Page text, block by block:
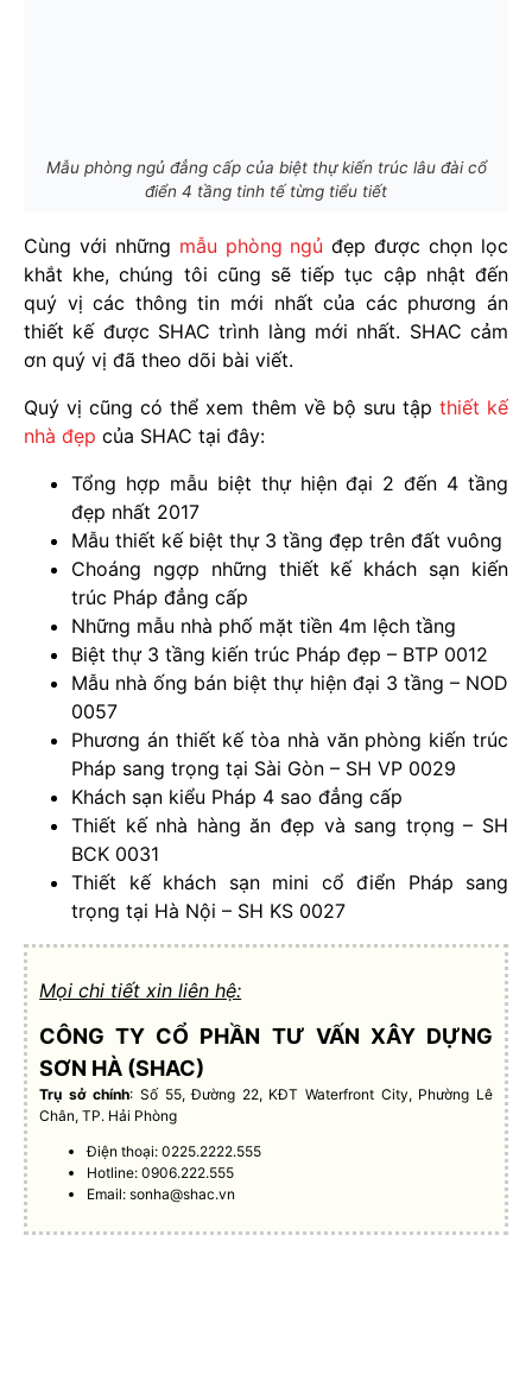
Mẫu phòng ngủ đẳng cấp của biệt thự kiến trúc lâu đài cổ
điển 4 tầng tinh tế từng tiểu tiết
Cùng với những mẫu phòng ngủ đẹp được chọn lọc
khắt khe, chúng tôi cũng sẽ tiếp tục cập nhật đến
quý vị các thông tin mới nhất của các phương án
thiết kế được SHAC trình làng mới nhất. SHAC cảm
ơn quý vị đã theo dõi bài viết.
Quý vị cũng có thể xem thêm về bộ sưu tập thiết kế
nhà đẹp của SHAC tại đây:
Tổng hợp mẫu biệt thự hiện đại 2 đến 4 tầng
đẹp nhất 2017
Mẫu thiết kế biệt thự 3 tầng đẹp trên đất vuông
Choáng ngợp những thiết kế khách sạn kiến
trúc Pháp đẳng cấp
Những mẫu nhà phố mặt tiền 4m lệch tầng
Biệt thự 3 tầng kiến trúc Pháp đẹp – BTP 0012
Mẫu nhà ống bán biệt thự hiện đại 3 tầng – NOD
0057
Phương án thiết kế tòa nhà văn phòng kiến trúc
Pháp sang trọng tại Sài Gòn – SH VP 0029
Khách sạn kiểu Pháp 4 sao đẳng cấp
Thiết kế nhà hàng ăn đẹp và sang trọng – SH
BCK 0031
Thiết kế khách sạn mini cổ điển Pháp sang
trọng tại Hà Nội – SH KS 0027
Mọi chi tiết xin liên hệ:
CÔNG TY CỔ PHẦN TƯ VẤN XÂY DỰNG
SƠN HÀ (SHAC)
Trụ sở chính: Số 55, Đường 22, KĐT Waterfront City, Phường Lê
Chân, TP. Hải Phòng
Điện thoại: 0225.2222.555
Hotline: 0906.222.555
Email:sonha@shac.vn